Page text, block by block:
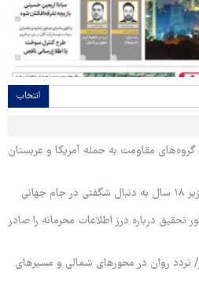
انتخاب
مقاومت به حمله آمریکا و عربستان
تحقیق درباره درز اطلاعات محرمانه را صادر
روان در محورهای شمالی و مسیرهای